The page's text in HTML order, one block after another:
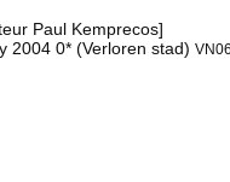
Paul Kemprecos]
2004 0* (Verloren stad) VN06